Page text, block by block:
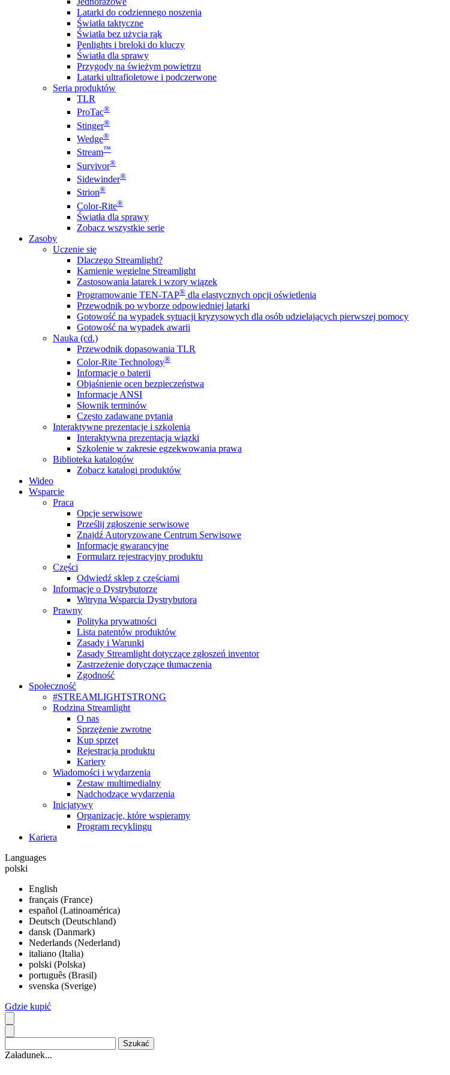
Latarki do codziennego noszenia
Światła taktyczne
Światła bez użycia rąk
Penlights i breloki do kluczy
Światła dla sprawy
Przygody na świeżym powietrzu
Latarki ultrafioletowe i podczerwone
Seria produktów
TLR
ProTac®
Stinger®
Wedge®
Stream™
Survivor®
Sidewinder®
Strion®
Color-Rite®
Światła dla sprawy
Zobacz wszystkie serie
Zasoby
Uczenie się
Dlaczego Streamlight?
Kamienie węgielne Streamlight
Zastosowania latarek i wzory wiązek
Programowanie TEN-TAP® dla elastycznych opcji oświetlenia
Przewodnik po wyborze odpowiedniej latarki
Gotowość na wypadek sytuacji kryzysowych dla osób udzielających pierwszej pomocy
Gotowość na wypadek awarii
Nauka (cd.)
Przewodnik dopasowania TLR
Color-Rite Technology®
Informacje o baterii
Objaśnienie ocen bezpieczeństwa
Informacje ANSI
Słownik terminów
Często zadawane pytania
Interaktywne prezentacje i szkolenia
Interaktywna prezentacja wiązki
Szkolenie w zakresie egzekwowania prawa
Biblioteka katalogów
Zobacz katalogi produktów
Wideo
Wsparcie
Praca
Opcje serwisowe
Prześlij zgłoszenie serwisowe
Znajdź Autoryzowane Centrum Serwisowe
Informacje gwarancyjne
Formularz rejestracyjny produktu
Części
Odwiedź sklep z częściami
Informacje o Dystrybutorze
Witryna Wsparcia Dystrybutora
Prawny
Polityka prywatności
Lista patentów produktów
Zasady i Warunki
Zasady Streamlight dotyczące zgłoszeń inventor
Zastrzeżenie dotyczące tłumaczenia
Zgodność
Społeczność
#STREAMLIGHTSTRONG
Rodzina Streamlight
O nas
Sprzężenie zwrotne
Kup sprzęt
Rejestracja produktu
Kariery
Wiadomości i wydarzenia
Zestaw multimedialny
Nadchodzące wydarzenia
Inicjatywy
Organizacje, które wspieramy
Program recyklingu
Kariera
Languages
polski
English
français (France)
español (Latinoamérica)
Deutsch (Deutschland)
dansk (Danmark)
Nederlands (Nederland)
italiano (Italia)
polski (Polska)
português (Brasil)
svenska (Sverige)
Gdzie kupić
Załadunek...